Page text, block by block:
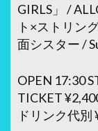
GIRLS」 /
ト×ストリン
面シスター /
OPEN 17:30
TICKET
ドリンク代別